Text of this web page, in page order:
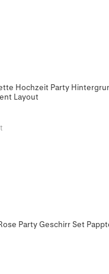
Hochzeit Party
Layout
Party Geschirr Set